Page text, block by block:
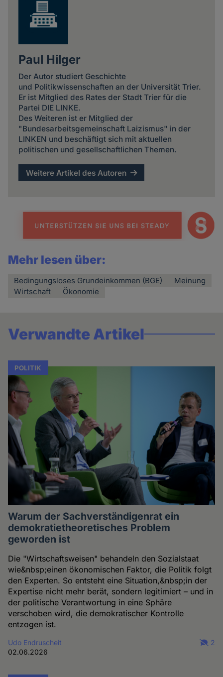
Paul Hilger
Der Autor studiert Geschichte
und Politikwissenschaften an der Universität Trier.
Er ist Mitglied des Rates der Stadt Trier für die
Partei DIE LINKE.
Des Weiteren ist er Mitglied der
"Bundesarbeitsgemeinschaft Laizismus" in der
LINKEN und beschäftigt sich mit aktuellen
politischen und gesellschaftlichen Themen.
Weitere Artikel des Autoren
Mehr lesen über:
Bedingungsloses Grundeinkommen (BGE)
Meinung
Wirtschaft
Ökonomie
Verwandte Artikel
POLITIK
Warum der Sachverständigenrat ein
demokratietheoretisches Problem
geworden ist
Die "Wirtschaftsweisen" behandeln den Sozialstaat
wie&nbsp;einen ökonomischen Faktor, die Politik folgt
den Experten. So entsteht eine Situation,&nbsp;in der
Expertise nicht mehr berät, sondern legitimiert – und in
der politische Verantwortung in eine Sphäre
verschoben wird, die demokratischer Kontrolle
entzogen ist.
Udo Endruscheit
02.06.2026
2